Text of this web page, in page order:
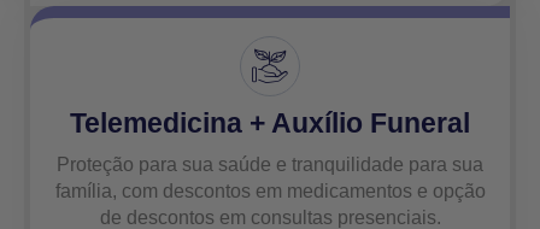
Telemedicina + Auxílio Funeral
Proteção para sua saúde e tranquilidade para sua
família, com descontos em medicamentos e opção
de descontos em consultas presenciais.